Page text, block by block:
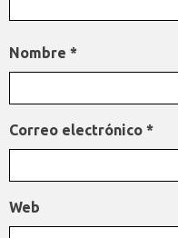
Nombre *
Correo electrónico *
Web